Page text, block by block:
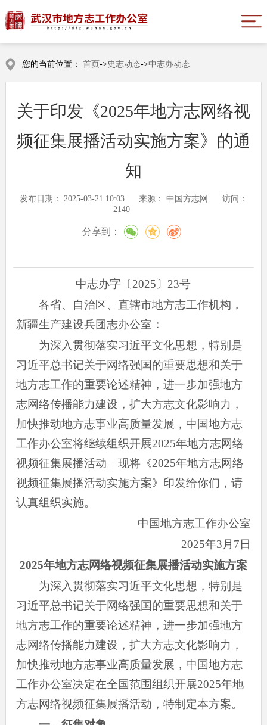
您的当前位置： 首页->史志动态->中志办动态
关于印发《2025年地方志网络视
频征集展播活动实施方案》的通
知
发布日期： 2025-03-21 10:03 来源： 中国方志网
访问：
2140
分享到：
中志办字〔2025〕23号
各省、自治区、直辖市地方志工作机构，
新疆生产建设兵团志办公室：
为深入贯彻落实习近平文化思想，特别是
习近平总书记关于网络强国的重要思想和关于
地方志工作的重要论述精神，进一步加强地方
志网络传播能力建设，扩大方志文化影响力，
加快推动地方志事业高质量发展，中国地方志
工作办公室将继续组织开展2025年地方志网络
视频征集展播活动。现将《2025年地方志网络
视频征集展播活动实施方案》印发给你们，请
认真组织实施。
中国地方志工作办公室
2025年3月7日
2025年地方志网络视频征集展播活动实施方案
为深入贯彻落实习近平文化思想，特别是
习近平总书记关于网络强国的重要思想和关于
地方志工作的重要论述精神，进一步加强地方
志网络传播能力建设，扩大方志文化影响力，
加快推动地方志事业高质量发展，中国地方志
工作办公室决定在全国范围组织开展2025年地
方志网络视频征集展播活动，特制定本方案。